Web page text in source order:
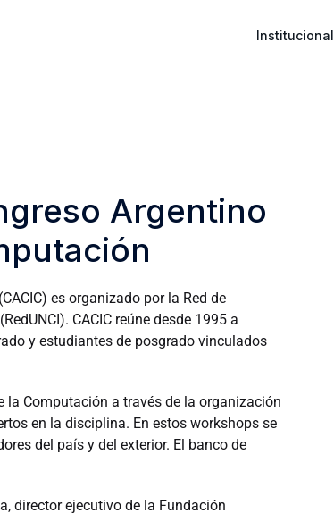
Institucional
Argentino
es organizado por la Red de
CACIC reúne desde 1995 a
y estudiantes de posgrado vinculados
la Computación a través de la organización
en la disciplina. En estos workshops se
del país y del exterior. El banco de
director ejecutivo de la Fundación